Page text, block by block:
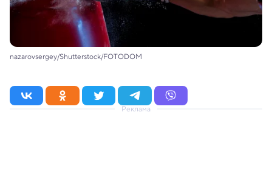
nazarovsergey/Shutterstock/FOTODOM
Реклама